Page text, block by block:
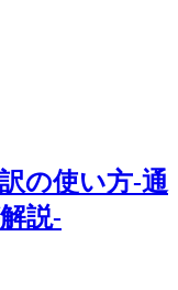
の使い方-通
説-